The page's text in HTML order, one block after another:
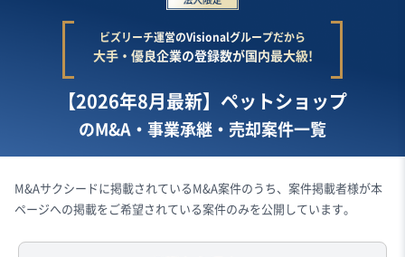
ビズリーチ運営のVisionalグループだから
大手・優良企業の登録数が国内最大級!
【2026年8月最新】ペットショップ
のM&A・事業承継・売却案件一覧
M&Aサクシードに掲載されているM&A案件のうち、案件掲載者様が本
ページへの掲載をご希望されている案件のみを公開しています。